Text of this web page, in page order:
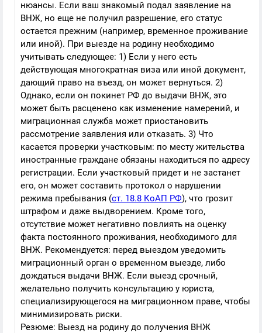
нюансы. Если ваш знакомый подал заявление на
ВНЖ, но еще не получил разрешение, его статус
остается прежним (например, временное проживание
или иной). При выезде на родину необходимо
учитывать следующее: 1) Если у него есть
действующая многократная виза или иной документ,
дающий право на въезд, он может вернуться. 2)
Однако, если он покинет РФ до выдачи ВНЖ, это
может быть расценено как изменение намерений, и
миграционная служба может приостановить
рассмотрение заявления или отказать. 3) Что
касается проверки участковым: по месту жительства
иностранные граждане обязаны находиться по адресу
регистрации. Если участковый придет и не застанет
его, он может составить протокол о нарушении
режима пребывания (ст. 18.8 КоАП РФ), что грозит
штрафом и даже выдворением. Кроме того,
отсутствие может негативно повлиять на оценку
факта постоянного проживания, необходимого для
ВНЖ. Рекомендуется: перед выездом уведомить
миграционный орган о временном выезде, либо
дождаться выдачи ВНЖ. Если выезд срочный,
желательно получить консультацию у юриста,
специализирующегося на миграционном праве, чтобы
минимизировать риски.
Резюме: Выезд на родину до получения ВНЖ